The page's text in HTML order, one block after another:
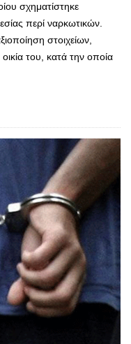
σχηματίστηκε
περί ναρκωτικών.
στοιχείων,
του, κατά την οποία